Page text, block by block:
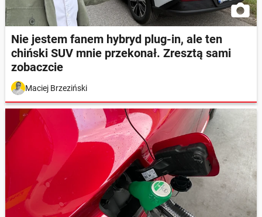
Nie jestem fanem hybryd plug-in, ale ten
chiński SUV mnie przekonał. Zresztą sami
zobaczcie
Maciej Brzeziński